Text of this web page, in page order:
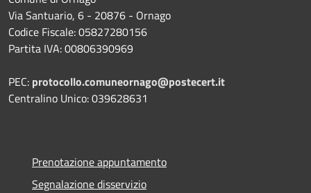
Via Santuario, 6 - 20876 - Ornago
Codice Fiscale: 05827280156
Partita IVA: 00806390969
PEC: protocollo.comuneornago@postecert.it
Centralino Unico: 039628631
Prenotazione appuntamento
Segnalazione disservizio